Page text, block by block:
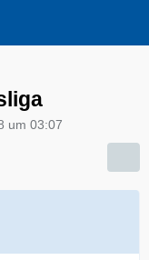
um 03:07